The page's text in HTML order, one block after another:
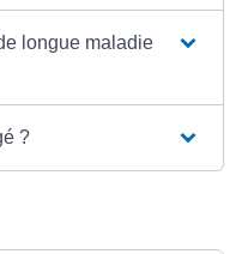
longue maladie
?